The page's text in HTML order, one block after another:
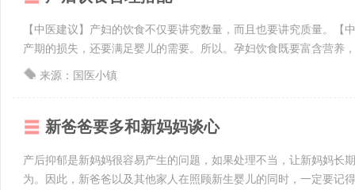
【中医建议】产妇的饮食不仅要讲究数量，而且也要讲究质量。
产期的损失，还要满足婴儿的需要。所以。孕妇饮食既要富含营养
来源：国医小镇
新爸爸要多和新妈妈谈心
产后抑郁是新妈妈很容易产生的问题，如果处理不当，让新妈妈长
为。因此，新爸爸以及其他家人在照顾新生婴儿的同时，一定要记